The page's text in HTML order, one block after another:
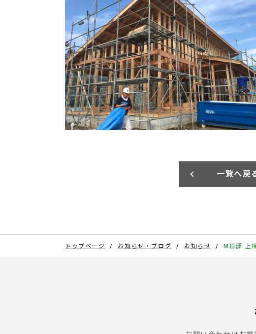
一覧へ戻
トップページ お知らせ・ブログ お知らせ M様邸 上